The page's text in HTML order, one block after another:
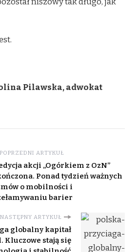
Pilawska, adwokat
POPRZEDNI ARTYKUŁ
akcji „Ogórkiem z OzN”
Ponad tydzień ważnych
o mobilności i
barier
NASTĘPNY ARTYKUŁ
globalny kapitał
Kluczowe stają się